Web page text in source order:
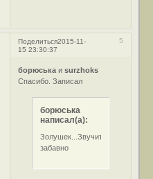
Поделиться 5
2015-11-
15 23:30:37
борюськаиsurzhoks
Спасибо. Записал
борюська
написал(а):
Золушек...Звучит
забавно